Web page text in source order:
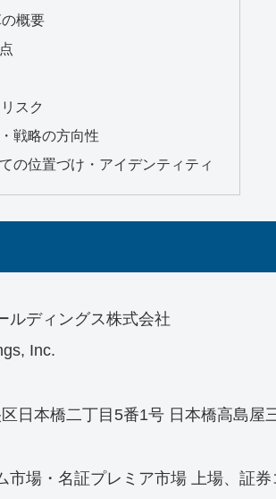
概要
スク
戦略の方向性
の位置づけ・アイデンティティ
ルディングス株式会社
Inc.
日本橋二丁目5番1号 日本橋高島屋
市場・名証プレミア市場 上場、証